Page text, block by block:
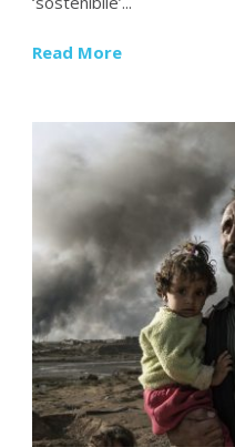
Read More